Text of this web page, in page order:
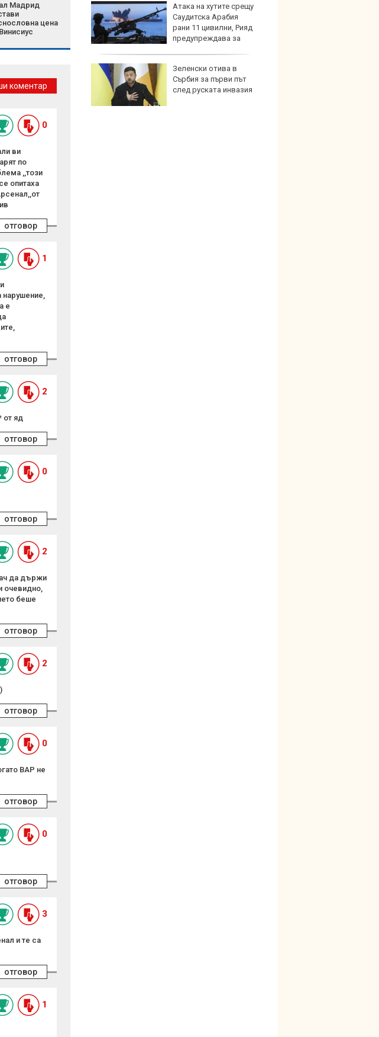
Мадрид
цена
край АМ
е овладян,
гасенето
локални огнища
нивото
с до 10 см за
Атака на хутите срещу
Саудитска Арабия
рани 11 цивилни, Рияд
предупреждава за
Зеленски отива в
Сърбия за първи път
след руската инвазия
коментар
0
ви
по
,,този
опитаха
отговор
1
нарушение,
е
отговор
2
от яд
отговор
0
отговор
2
да държи
очевидно,
беше
отговор
2
отговор
0
ВАР не
отговор
0
отговор
3
и те са
отговор
1